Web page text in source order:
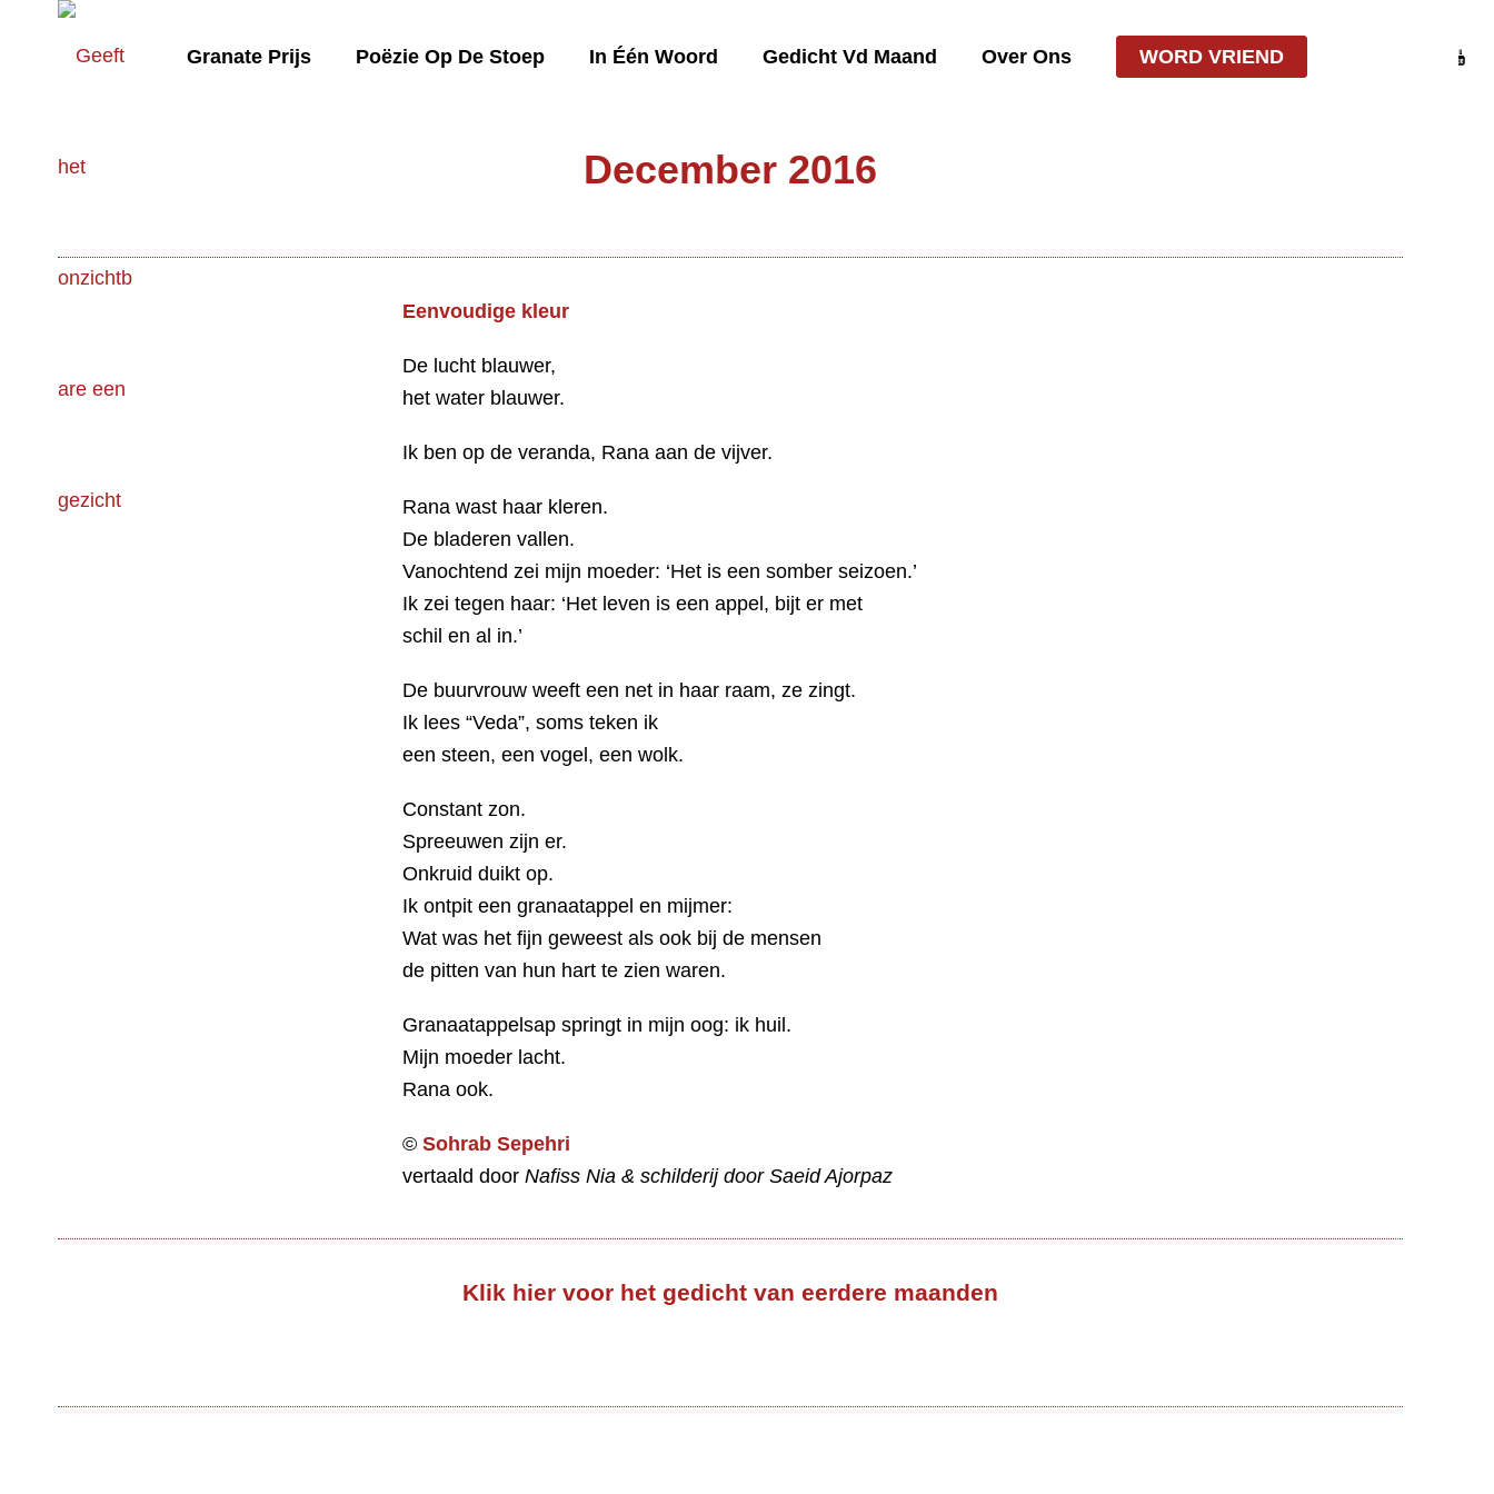
Granate Prijs Poëzie Op De Stoep In Één Woord Gedicht Vd Maand Over Ons WORD VRIEND
December 2016
Eenvoudige kleur
De lucht blauwer,
het water blauwer.
Ik ben op de veranda, Rana aan de vijver.
Rana wast haar kleren.
De bladeren vallen.
Vanochtend zei mijn moeder: ‘Het is een somber seizoen.’
Ik zei tegen haar: ‘Het leven is een appel, bijt er met
schil en al in.’
De buurvrouw weeft een net in haar raam, ze zingt.
Ik lees “Veda”, soms teken ik
een steen, een vogel, een wolk.​​
Constant zon.
Spreeuwen zijn er.
Onkruid duikt op.
Ik ontpit een granaatappel en mijmer:
Wat was het fijn geweest als ook bij de mensen
de pitten van hun hart te zien waren.
Granaatappelsap springt in mijn oog: ik huil.
Mijn moeder lacht.
Rana ook.
© Sohrab Sepehri
vertaald door Nafiss Nia & schilderij door Saeid Ajorpaz
Klik hier voor het gedicht van eerdere maanden